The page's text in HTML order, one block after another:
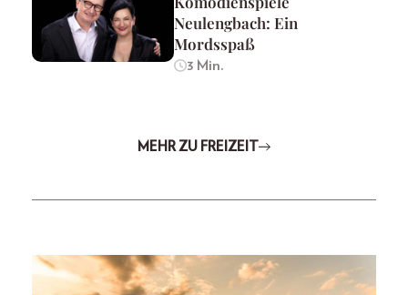
Neulengbach: Ein
Mordsspaß
3 Min.
MEHR ZU FREIZEIT